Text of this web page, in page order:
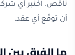
ناقص. اختبر أي
أن توقّع أي عقد.